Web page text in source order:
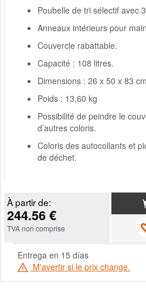
Poubelle de tri sélectif avec
Anneaux intérieurs pour
Couvercle rabattable.
Capacité : 108 litres.
Dimensions : 26 x 50 x 83 cm
Poids : 13,60 kg
Possibilité de peindre le
d’autres coloris.
Coloris des autocollants et
de déchet.
À partir de:
244.56 €
TVA non comprise
Entrega en 15 días
M'avertir si le prix change.